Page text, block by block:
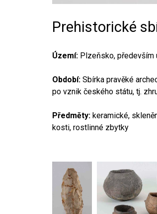
Prehistorické
Území: Plzeňsko,
Období: Sbírka pravěké
po vznik českého státu, tj.
Předměty: keramické,
kosti, rostlinné zbytky